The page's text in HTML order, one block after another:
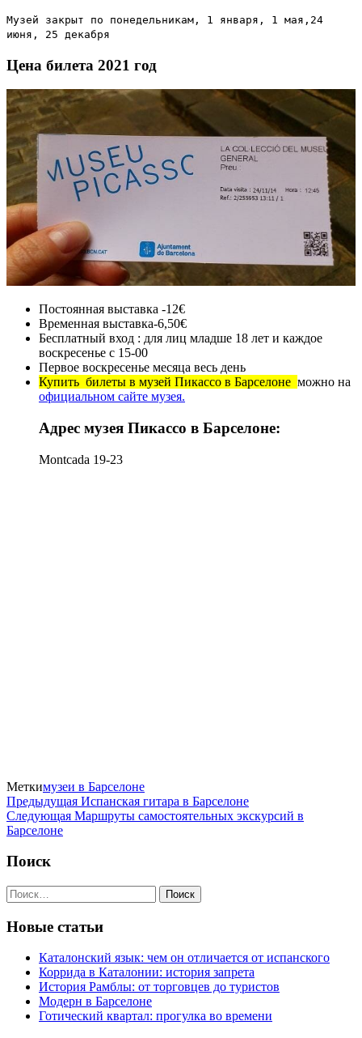
Музей закрыт по понедельникам, 1 января, 1 мая,24
июня, 25 декабря
Цена билета 2021 год
Постоянная выставка -12€
Временная выставка-6,50€
Бесплатный вход : для лиц младше 18 лет и каждое
воскресенье с 15-00
Первое воскресенье месяца весь день
Купить билеты в музей Пикассо в Барселоне можно на
официальном сайте музея.
Адрес музея Пикассо в Барселоне:
Montcada 19-23
Меткимузеи в Барселоне
Навигация
по
Предыдущая
запись
Предыдущая Испанская гитара в Барселоне
Следующая
запись
Следующая Маршруты самостоятельных экскурсий в
Барселоне
Поиск
Найти:
Новые статьи
Каталонский язык: чем он отличается от испанского
Коррида в Каталонии: история запрета
История Рамблы: от торговцев до туристов
Модерн в Барселоне
Готический квартал: прогулка во времени